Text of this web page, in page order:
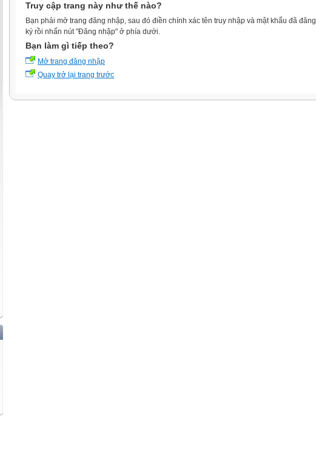
Truy cập trang này như thế nào?
Bạn phải mở trang đăng nhập, sau đó điền chính xác tên truy nhập và mật khẩu đã đăng
ký rồi nhấn nút "Đăng nhập" ở phía dưới.
Bạn làm gì tiếp theo?
Mở trang đăng nhập
Quay trở lại trang trước